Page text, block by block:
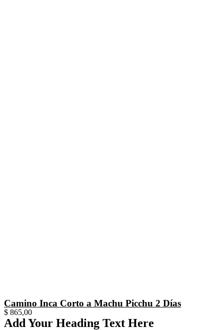
Camino Inca Corto a Machu Picchu 2 Días
$ 865,00
Add Your Heading Text Here